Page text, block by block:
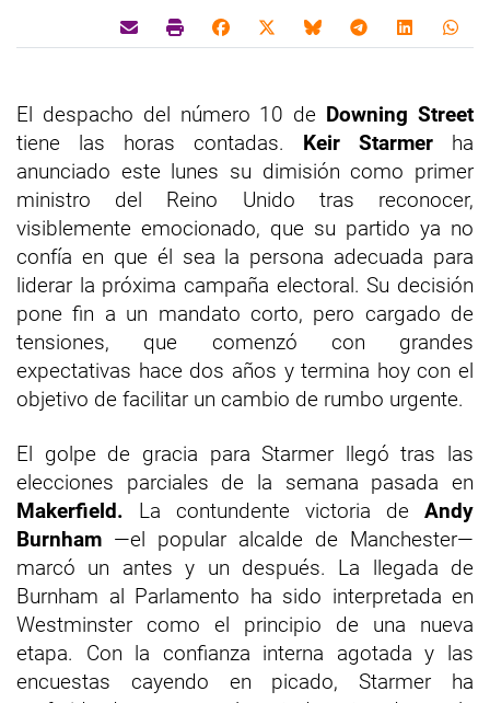
El despacho del número 10 de Downing Street
tiene las horas contadas. Keir Starmer ha
anunciado este lunes su dimisión como primer
ministro del Reino Unido tras reconocer,
visiblemente emocionado, que su partido ya no
confía en que él sea la persona adecuada para
liderar la próxima campaña electoral. Su decisión
pone fin a un mandato corto, pero cargado de
tensiones, que comenzó con grandes
expectativas hace dos años y termina hoy con el
objetivo de facilitar un cambio de rumbo urgente.
El golpe de gracia para Starmer llegó tras las
elecciones parciales de la semana pasada en
Makerfield. La contundente victoria de Andy
Burnham —el popular alcalde de Manchester—
marcó un antes y un después. La llegada de
Burnham al Parlamento ha sido interpretada en
Westminster como el principio de una nueva
etapa. Con la confianza interna agotada y las
encuestas cayendo en picado, Starmer ha